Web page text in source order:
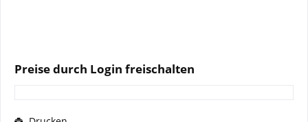
Preise durch Login freischalten